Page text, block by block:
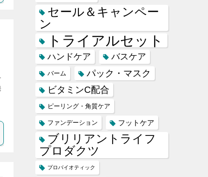
セール＆キャンペー
ン
トライアルセット
ハンドケア バスケア
バーム
パック・マスク
ビタミンC配合
ピーリング・角質ケア
ファンデーション フットケア
ブリリアントライフ
プロダクツ
プロバイオティック